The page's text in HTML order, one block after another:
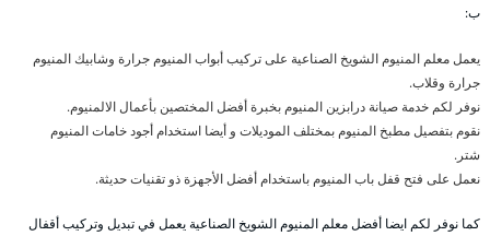
ب:
يعمل معلم المنيوم الشويخ الصناعية على تركيب أبواب المنيوم جرارة وشابيك المنيوم
جرارة وقلاب.
نوفر لكم خدمة صيانة درابزين المنيوم بخبرة أفضل المختصين بأعمال الالمنيوم.
نقوم بتفصيل مطبخ المنيوم بمختلف الموديلات و أيضا استخدام أجود خامات المنيوم
شتر.
نعمل على فتح قفل باب المنيوم باستخدام أفضل الأجهزة ذو تقنيات حديثة.
كما نوفر لكم ايضا أفضل معلم المنيوم الشويخ الصناعية يعمل في تبديل وتركيب أقفال